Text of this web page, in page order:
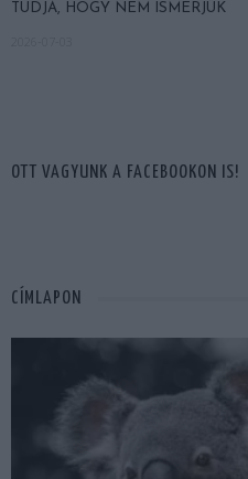
TUDJA, HOGY NEM ISMERJÜK
OTT VAGYUNK A FACEBOOKON IS!
CÍMLAPON